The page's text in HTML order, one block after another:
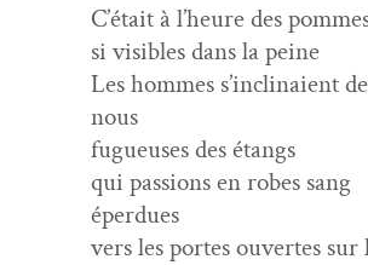
C’était à l’heure des
si vis­i­bles dans la peine
Les hommes s’inclinaient
nous
fugueuses des étangs
qui pas­sions en robes sang
éperdues
vers les portes ouvertes sur